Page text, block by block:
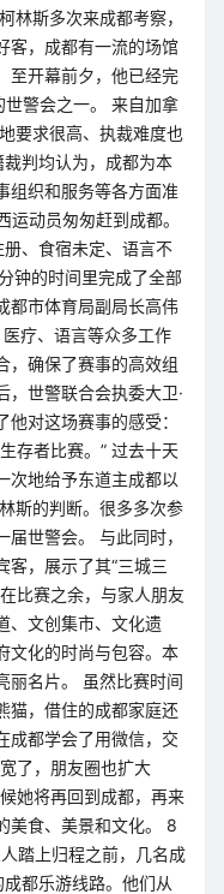
林斯多次来成都考察，
客，成都有一流的场馆
至开幕前夕，他已经完
世警会之一。 来自加拿
要求很高、执裁难度也
判均认为，成都为本
组织和服务等各方面准
动员匆匆赶到成都。
、食宿未定、语言不
钟的时间里完成了全部
都市体育局副局长高伟
疗、语言等众多工作
，确保了赛事的高效组
，世警联合会执委大卫·
对这场赛事的感受：
存者比赛。” 过去十天
次地给予东道主成都以
斯的判断。很多多次参
世警会。 与此同时，
客，展示了其“三城三
比赛之余，与家人朋友
、文创集市、文化遗
文化的时尚与包容。本
丽名片。 虽然比赛时间
猫，借住的成都家庭还
成都学会了用微信，交
了，朋友圈也扩大
她将再回到成都，再来
美食、美景和文化。 8
踏上归程之前，几名成
都乐游线路。他们从